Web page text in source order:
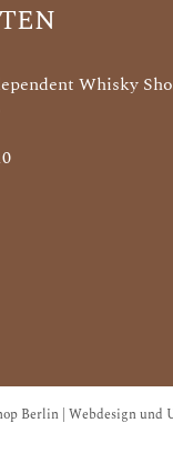
Whisky
Berlin | Webdesign